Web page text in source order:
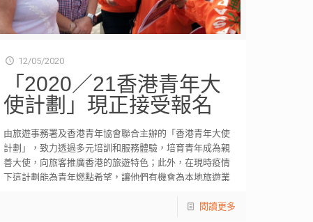
12/05/2020
「2020／21香港青年大
使計劃」現正接受報名
由旅遊事務署及香港青年協會聯合主辦的「香港青年大使
計劃」，致力透過多元培訓和服務體驗，培育青年成為親
善大使，向旅客推廣香港的旅遊特色；此外，在現時疫情
下這計劃能為青年燃點希望，讓他們有機會為本地旅遊業
閱讀更多